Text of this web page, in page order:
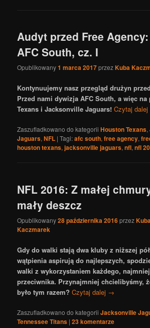
Audyt przed Free Agency:
AFC South, cz. I
Opublikowany1 marca 2017przezKuba
Kontynuujemy nasz przegląd drużyn
Przed nami dywizja AFC South, a więc na
Texans i Jacksonville Jaguars! Czytaj dalej
Zaszufladkowano do kategorii Houston Texans,
Jaguars,NFL |Tagi:afc south,free agency,
houston texans,jacksonville jaguars,nfl,nfl
NFL 2016: Z małej
mały deszcz
Opublikowany28 października 2016przez
Kaczmarek
Gdy do walki stają dwa kluby z niższej
wątpienia aspirują do najlepszych,
walki z wykorzystaniem każdego,
przeciwnika. Przynajmniej chcielibyśmy,
było tym razem? Czytaj dalej →
Zaszufladkowano do kategorii Jacksonville
Tennessee Titans |23komentarze